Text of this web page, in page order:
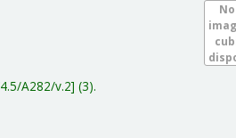
A282/v.2 (3).